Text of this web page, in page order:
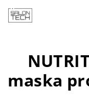
obsah
maska